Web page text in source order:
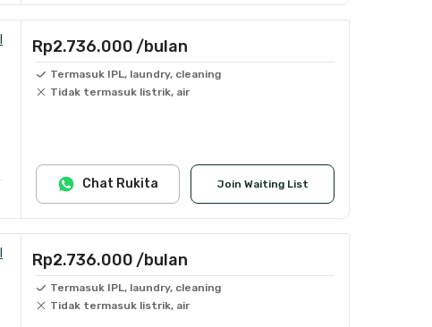
Rp2.736.000 /bulan
Termasuk IPL, laundry, cleaning
Tidak termasuk listrik, air
Join Waiting List
Chat Rukita
Rp2.736.000 /bulan
Termasuk IPL, laundry, cleaning
Tidak termasuk listrik, air